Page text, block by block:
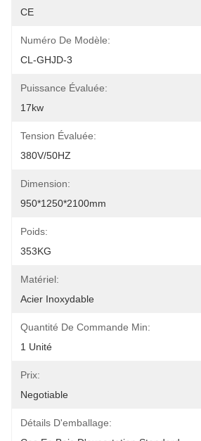
CE
Numéro De Modèle:
CL-GHJD-3
Puissance Évaluée:
17kw
Tension Évaluée:
380V/50HZ
Dimension:
950*1250*2100mm
Poids:
353KG
Matériel:
Acier Inoxydable
Quantité De Commande Min:
1 Unité
Prix:
Negotiable
Détails D'emballage: